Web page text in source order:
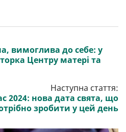
вимоглива до себе: у
Центру матері та
Наступна стаття:
2024: нова дата свята, що
зробити у цей день